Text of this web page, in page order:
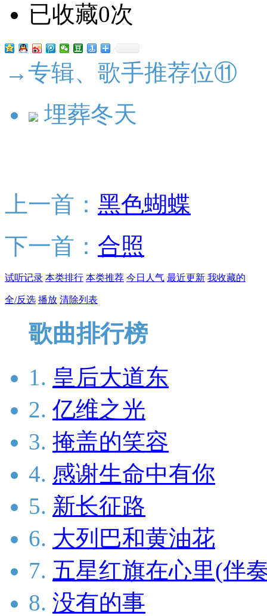
已收藏0次
→专辑、歌手推荐位⑪
埋葬冬天
上一首： 黑色蝴蝶
下一首： 合照
试听记录 本类排行 本类推荐 今日人气 最近更新 我收藏的
全/反选 播放 清除列表
歌曲排行榜
1. 皇后大道东
2. 亿维之光
3. 掩盖的笑容
4. 感谢生命中有你
5. 新长征路
6. 大列巴和黄油花
7. 五星红旗在心里(伴
8. 没有的事